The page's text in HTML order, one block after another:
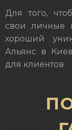
Для того,
свои личные
хороший
Альянс в
для клиентов.